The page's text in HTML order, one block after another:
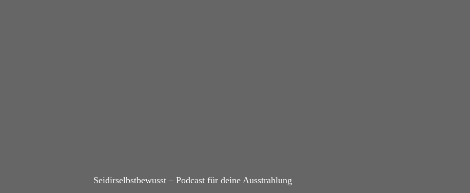
Seidirselbstbewusst – Podcast für deine Ausstrahlung